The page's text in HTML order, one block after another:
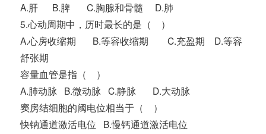
A.肝 B.脾 C.胸腺和骨髓 D.肺
5.心动周期中，历时最长的是（ ）
A.心房收缩期 B.等容收缩期 C.充盈期 D.等容
舒张期
容量血管是指（ ）
A.肺动脉 B.微动脉 C.静脉 D.大动脉
窦房结细胞的阈电位相当于（ ）
快钠通道激活电位 B.慢钙通道激活电位